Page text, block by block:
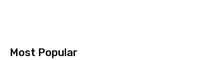
Most Popular